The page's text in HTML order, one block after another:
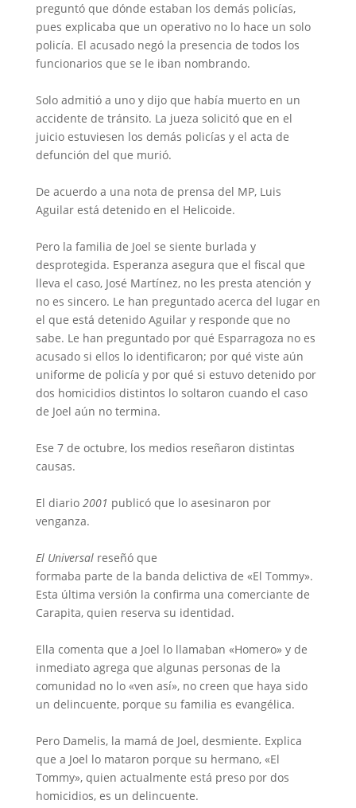
preguntó que dónde estaban los demás policías,
pues explicaba que un operativo no lo hace un solo
policía. El acusado negó la presencia de todos los
funcionarios que se le iban nombrando.
Solo admitió a uno y dijo que había muerto en un
accidente de tránsito. La jueza solicitó que en el
juicio estuviesen los demás policías y el acta de
defunción del que murió.
De acuerdo a una nota de prensa del MP, Luis
Aguilar está detenido en el Helicoide.
Pero la familia de Joel se siente burlada y
desprotegida. Esperanza asegura que el fiscal que
lleva el caso, José Martínez, no les presta atención y
no es sincero. Le han preguntado acerca del lugar en
el que está detenido Aguilar y responde que no
sabe. Le han preguntado por qué Esparragoza no es
acusado si ellos lo identificaron; por qué viste aún
uniforme de policía y por qué si estuvo detenido por
dos homicidios distintos lo soltaron cuando el caso
de Joel aún no termina.
Ese 7 de octubre, los medios reseñaron distintas
causas.
El diario 2001 publicó que lo asesinaron por
venganza.
El Universalreseñó que
formaba parte de la banda delictiva de «El Tommy».
Esta última versión la confirma una comerciante de
Carapita, quien reserva su identidad.
Ella comenta que a Joel lo llamaban «Homero» y de
inmediato agrega que algunas personas de la
comunidad no lo «ven así», no creen que haya sido
un delincuente, porque su familia es evangélica.
Pero Damelis, la mamá de Joel, desmiente. Explica
que a Joel lo mataron porque su hermano, «El
Tommy», quien actualmente está preso por dos
homicidios, es un delincuente.